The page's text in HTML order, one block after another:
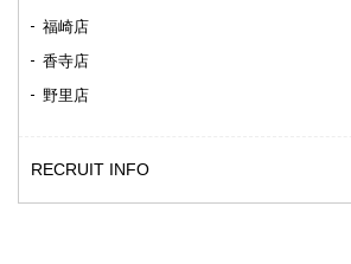
福崎店
香寺店
野里店
RECRUIT INFO